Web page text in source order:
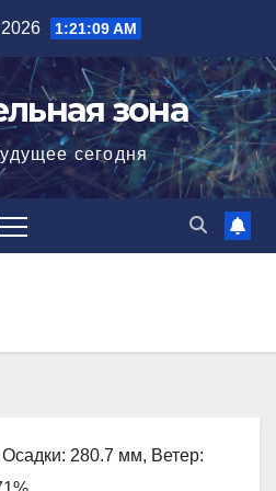
1:21:10 AM
зона
сегодня
280.7 мм, Ветер: